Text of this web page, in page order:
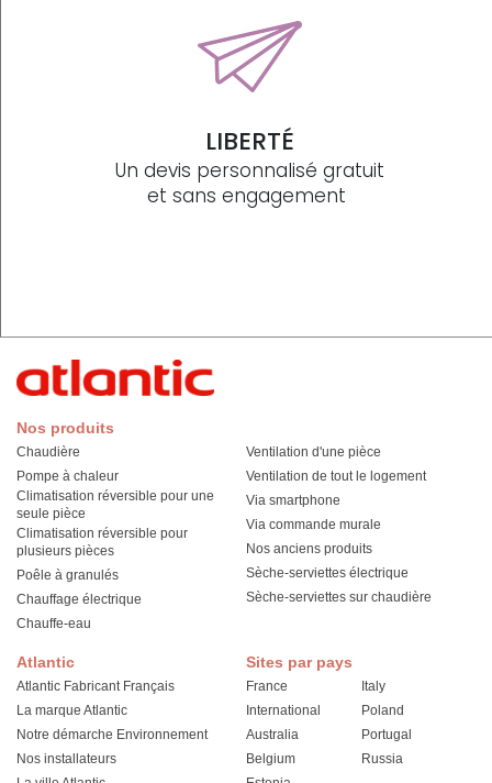
LIBERTÉ
Un devis personnalisé gratuit
et sans engagement
Atlantic
Atlantic Fabricant Français
La marque Atlantic
Notre démarche Environnement
Nos installateurs
Nos produits
Chaudière
Pompe à chaleur
Climatisation réversible pour une
seule pièce
Climatisation réversible pour
plusieurs pièces
Poêle à granulés
Chauffage électrique
Chauffe-eau
Ventilation d'une pièce
Ventilation de tout le logement
Via smartphone
Via commande murale
Nos anciens produits
Sèche-serviettes électrique
Sèche-serviettes sur chaudière
Sites par pays
France
International
Australia
Belgium
Italy
Poland
Portugal
Russia